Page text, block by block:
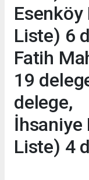
Liste) 6
Fatih
19
delege,
İhsaniye
Liste) 4